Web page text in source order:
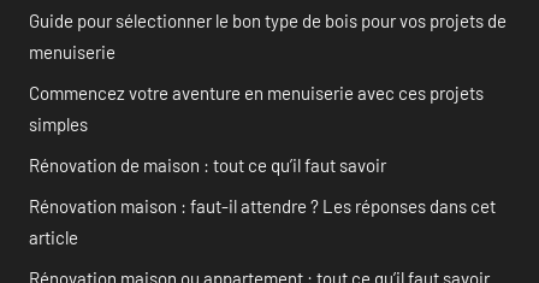
Guide pour sélectionner le bon type de bois pour vos projets de
menuiserie
Commencez votre aventure en menuiserie avec ces projets
simples
Rénovation de maison : tout ce qu’il faut savoir
Rénovation maison : faut-il attendre ? Les réponses dans cet
article
Rénovation maison ou appartement : tout ce qu’il faut savoir